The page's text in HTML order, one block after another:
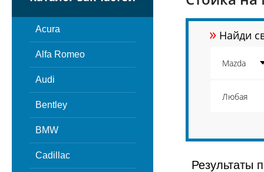
Acura
Alfa Romeo
Audi
Bentley
BMW
Cadillac
» Найди
Результаты